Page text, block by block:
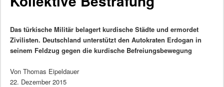
Das türkische Militär belagert kurdische Städte und ermordet
Zivilisten. Deutschland unterstützt den Autokraten Erdogan in
seinem Feldzug gegen die kurdische Befreiungsbewegung
Von Thomas Eipeldauer
22. Dezember 2015